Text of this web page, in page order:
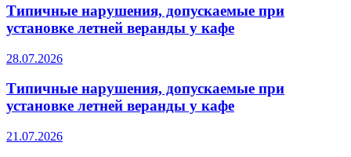
Типичные нарушения, допускаемые при
установке летней веранды у кафе
28.07.2026
Типичные нарушения, допускаемые при
установке летней веранды у кафе
21.07.2026